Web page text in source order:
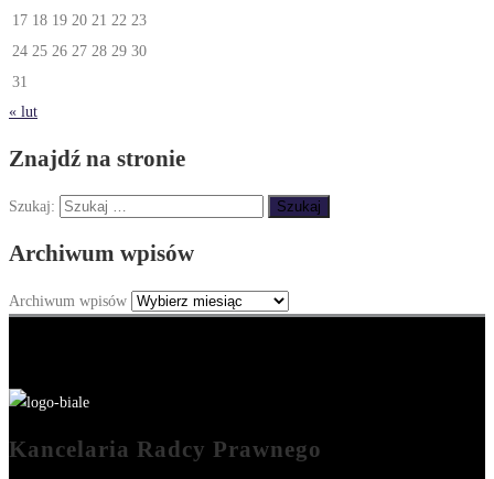
17 18 19 20 21 22 23
24 25 26 27 28 29 30
31
« lut
Znajdź na stronie
Szukaj:
Archiwum wpisów
Archiwum wpisów
Kancelaria Radcy Prawnego